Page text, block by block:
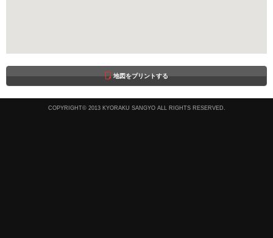
地図をプリントする
COPYRIGHT© 2013 KYORAKU SANGYO ALL RIGHTS RESERVED.